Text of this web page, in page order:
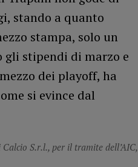
stando a quanto
stampa, solo un
stipendi di marzo e
dei playoff, ha
si evince dal
S.r.l., per il tramite dell’AIC,